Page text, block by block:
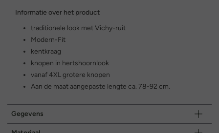
Informatie over het product
traditionele look met Vichy-ruit
Modern-Fit
kentkraag
knopen in hertshoornlook
vanaf 4XL grotere knopen
Aan de maat aangepaste lengte ca. 78-92 cm.
Gegevens